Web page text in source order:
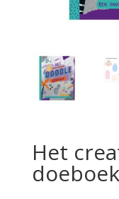
Het
doeboek